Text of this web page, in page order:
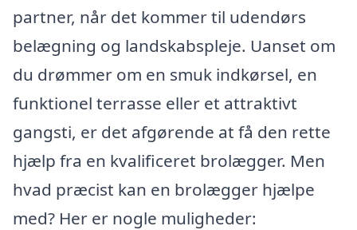
partner, når det kommer til udendørs
belægning og landskabspleje. Uanset om
du drømmer om en smuk indkørsel, en
funktionel terrasse eller et attraktivt
gangsti, er det afgørende at få den rette
hjælp fra en kvalificeret brolægger. Men
hvad præcist kan en brolægger hjælpe
med? Her er nogle muligheder: